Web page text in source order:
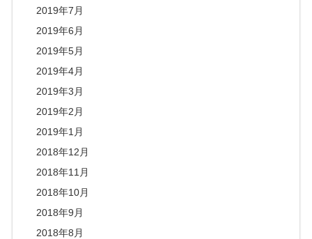
2019年7月
2019年6月
2019年5月
2019年4月
2019年3月
2019年2月
2019年1月
2018年12月
2018年11月
2018年10月
2018年9月
2018年8月